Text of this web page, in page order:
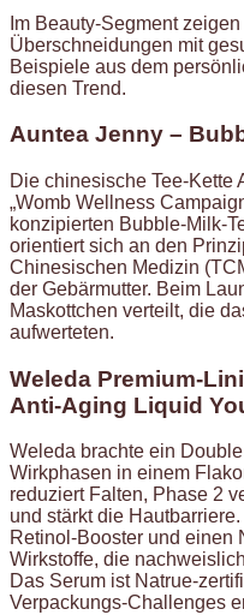
Im Beauty-Segment
Überschneidungen mit
Beispiele aus dem
diesen Trend.
Auntea Jenny –
Die chinesische Tee-Kette
„Womb Wellness
konzipierten Bubble-Milk-
orientiert sich an den
Chinesischen Medizin
der Gebärmutter. Beim
Maskottchen verteilt, die
aufwerteten.
Weleda Premium-
Anti-Aging Liquid
Weleda brachte ein
Wirkphasen in einem
reduziert Falten, Phase 2
und stärkt die
Retinol-Booster und einen
Wirkstoffe, die
Das Serum ist Natrue-
Verpackungs-Challenges